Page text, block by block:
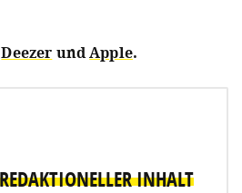
Deezer undApple.
INHALT